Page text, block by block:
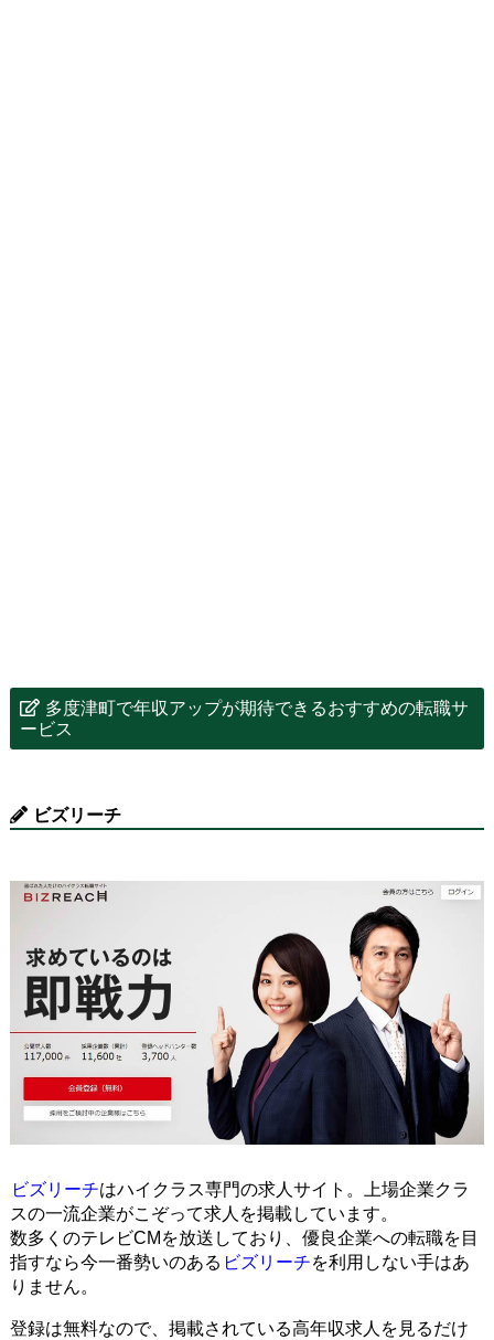
多度津町で年収アップが期待できるおすすめの転職サ
ービス
ビズリーチ
ビズリーチはハイクラス専門の求人サイト。上場企業クラ
スの一流企業がこぞって求人を掲載しています。
数多くのテレビCMを放送しており、優良企業への転職を目
指すなら今一番勢いのある ビズリーチを利用しない手はあ
りません。
登録は無料なので、掲載されている高年収求人を見るだけ